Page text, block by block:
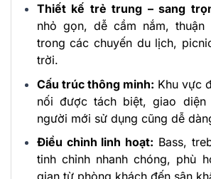
Thiết kế trẻ trung – sang
nhỏ gọn, dễ cầm nắm, thuận
trong các chuyến du lịch,
trời.
Cấu trúc thông minh: Khu vực
nối được tách biệt, giao diện
người mới sử dụng cũng dễ
Điều chỉnh linh hoạt: Bass,
tinh chỉnh nhanh chóng, phù